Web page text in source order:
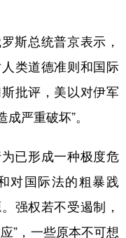
总统普京表示，
类道德准则和国际
批评，美以对伊军
成严重破坏”。
已形成一种极度危
对国际法的粗暴践
强权若不受遏制，
”，一些原本不可想